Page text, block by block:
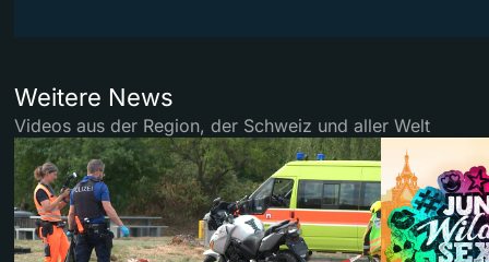
Weitere News
Videos aus der Region, der Schweiz und aller Welt